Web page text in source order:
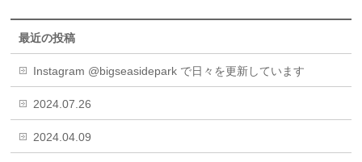
最近の投稿
Instagram @bigseasidepark で日々を更新しています
2024.07.26
2024.04.09